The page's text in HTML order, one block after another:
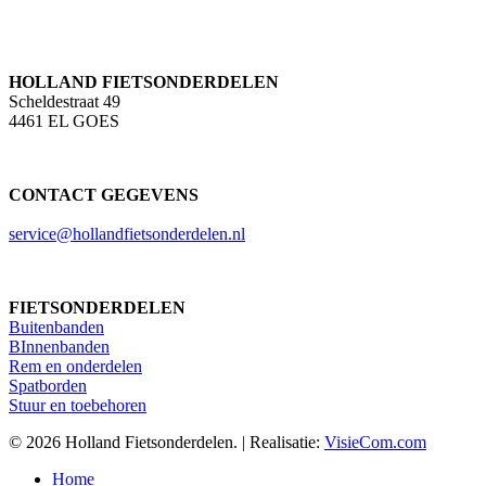
HOLLAND FIETSONDERDELEN
Scheldestraat 49
4461 EL GOES
CONTACT GEGEVENS
service@hollandfietsonderdelen.nl
FIETSONDERDELEN
Buitenbanden
BInnenbanden
Rem en onderdelen
Spatborden
Stuur en toebehoren
© 2026 Holland Fietsonderdelen. | Realisatie: VisieCom.com
Close
Home